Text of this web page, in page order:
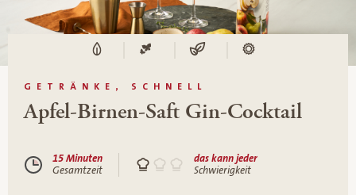
GETRÄNKE, SCHNELL
Apfel-Birnen-Saft Gin-Cocktail
15 Minuten
Gesamtzeit
das kann jeder
Schwierigkeit